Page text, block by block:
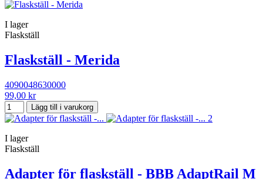
I lager
Flaskställ
Flaskställ - Merida
4090048630000
99,00 kr
Lägg till i varukorg
I lager
Flaskställ
Adapter för flaskställ - BBB AdaptRail M